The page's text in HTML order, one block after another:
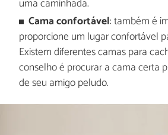
uma caminhada.
Cama confortável: também é
proporcione um lugar confortável
Existem diferentes camas para
conselho é procurar a cama certa
de seu amigo peludo.